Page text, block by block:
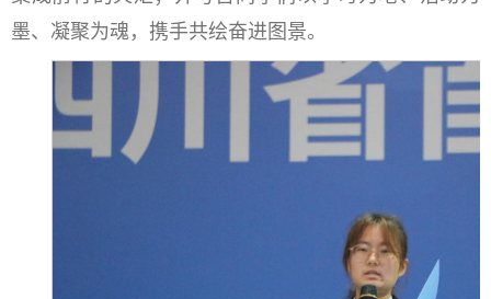
墨、凝聚为魂，携手共绘奋进图景。